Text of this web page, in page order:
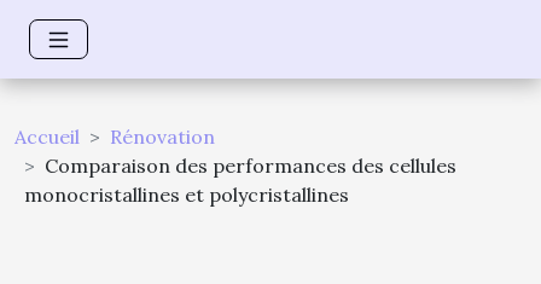
Accueil
Rénovation
Comparaison des performances des cellules
monocristallines et polycristallines